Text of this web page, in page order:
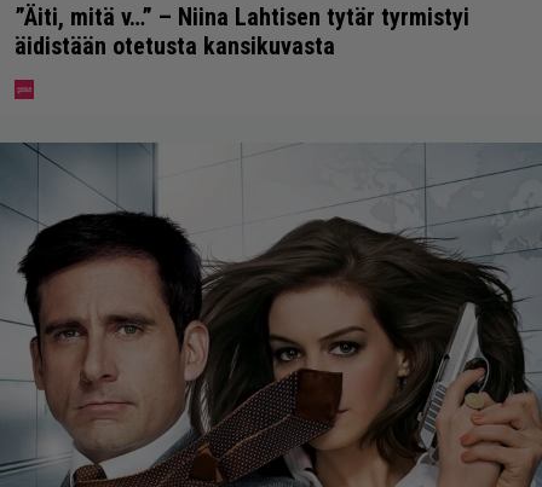
”Äiti, mitä v…” – Niina Lahtisen tytär tyrmistyi
äidistään otetusta kansikuvasta